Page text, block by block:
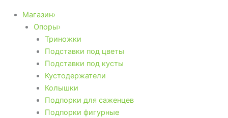
Магазин›
Опоры›
Триножки
Подставки под цветы
Подставки под кусты
Кустодержатели
Колышки
Подпорки для саженцев
Подпорки фигурные